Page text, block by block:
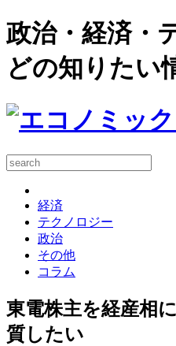
政治・経済・
どの知りたい
経済
テクノロジー
政治
その他
コラム
東電株主を経産相
質したい